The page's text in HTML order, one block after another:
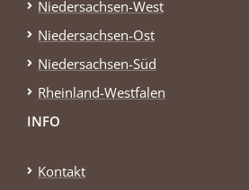
Niedersachsen-West
Niedersachsen-Ost
Niedersachsen-Süd
Rheinland-Westfalen
INFO
Kontakt